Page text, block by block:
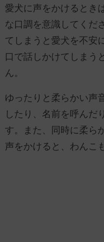
愛犬に声をかけるとき
な口調を意識してくだ
てしまうと愛犬を不安
口で話しかけてしまう
ん。
ゆったりと柔らかい声
したり、名前を呼んだ
す。また、同時に柔ら
声をかけると、わんこ